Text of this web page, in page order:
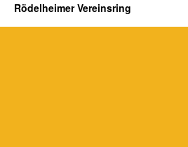
Rödelheimer Vereinsring